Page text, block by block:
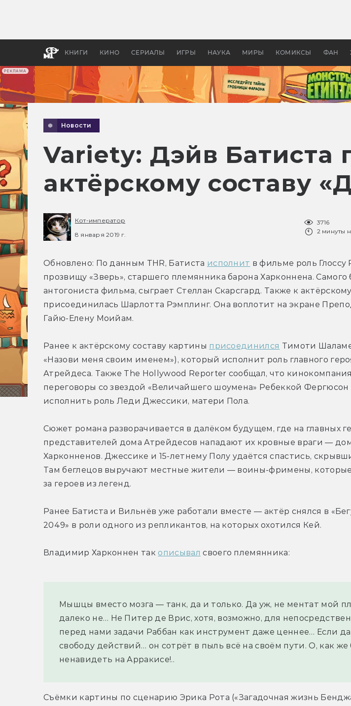
РЕКЛАМА
КНИГИ КИНО СЕРИАЛЫ ИГРЫ НАУКА МИРЫ КОМИКСЫ ФАН
бы «Властелина колец»
Новости
Variety: Дэйв Батиста
актёрскому составу
Кот-император
8 января 2019 г.
3716
2 минуты
Обновлено: По данным THR, Батиста исполнит в фильме роль Глоссу
прозвищу «Зверь», старшего племянника барона Харконнена. Самого
антогониста фильма, сыграет Стеллан Скарсгард. Также к
присоединилась Шарлотта Рэмплинг. Она воплотит на экране
Гайю-Елену Моийам.
Ранее к актёрскому составу картины присоединился Тимоти
«Назови меня своим именем»), который исполнит роль главного
Атрейдеса. Также The Hollywood Reporter сообщал, что
переговоры со звездой «Величайшего шоумена» Ребеккой
исполнить роль Леди Джессики, матери Пола.
Сюжет романа разворачивается в далёком будущем, где на главных
представителей дома Атрейдесов нападают их кровные враги —
Харконненов. Джессике и 15-летнему Полу удаётся спастись,
Там беглецов выручают местные жители — воины-фримены,
за героев из легенд.
Ранее Батиста и Вильнёв уже работали вместе — актёр снялся в
2049» в роли одного из репликантов, на которых охотился Кей.
Владимир Харконнен так описывал своего племянника:
Мышцы вместо мозга — танк, да и только. Да уж, не ментат мой
далеко не… Не Питер де Врис, хотя, возможно, для
перед нами задачи Раббан как инструмент даже ценнее… Если
свободу действий… он сотрёт в пыль всё на своём пути. О, как же
ненавидеть на Арракисе!..
Съёмки картины по сценарию Эрика Рота («Загадочная жизнь